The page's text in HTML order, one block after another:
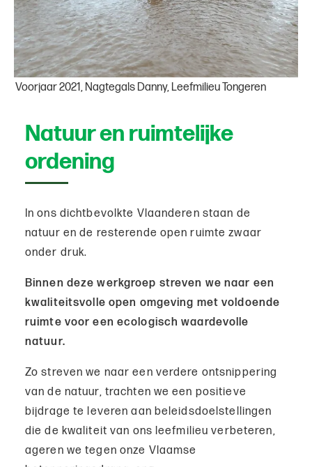
Voorjaar 2021, Nagtegals Danny, Leefmilieu Tongeren
Natuur en ruimtelijke
ordening
In ons dichtbevolkte Vlaanderen staan de
natuur en de resterende open ruimte zwaar
onder druk.
Binnen deze werkgroep streven we naar een
kwaliteitsvolle open omgeving met voldoende
ruimte voor een ecologisch waardevolle
natuur.
Zo streven we naar een verdere ontsnippering
van de natuur, trachten we een positieve
bijdrage te leveren aan beleidsdoelstellingen
die de kwaliteit van ons leefmilieu verbeteren,
ageren we tegen onze Vlaamse